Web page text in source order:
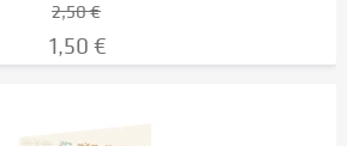
2,50 €
1,50 €